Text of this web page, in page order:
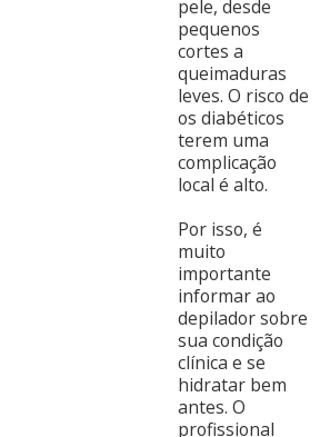
pele, desde
pequenos
cortes a
queimaduras
leves. O risco de
os diabéticos
terem uma
complicação
local é alto.
Por isso, é
muito
importante
informar ao
depilador sobre
sua condição
clínica e se
hidratar bem
antes. O
profissional